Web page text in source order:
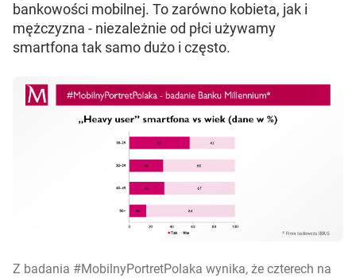
bankowości mobilnej. To zarówno kobieta, jak i
mężczyzna - niezależnie od płci używamy
smartfona tak samo dużo i często.
Z badania #MobilnyPortretPolaka wynika, że czterech na